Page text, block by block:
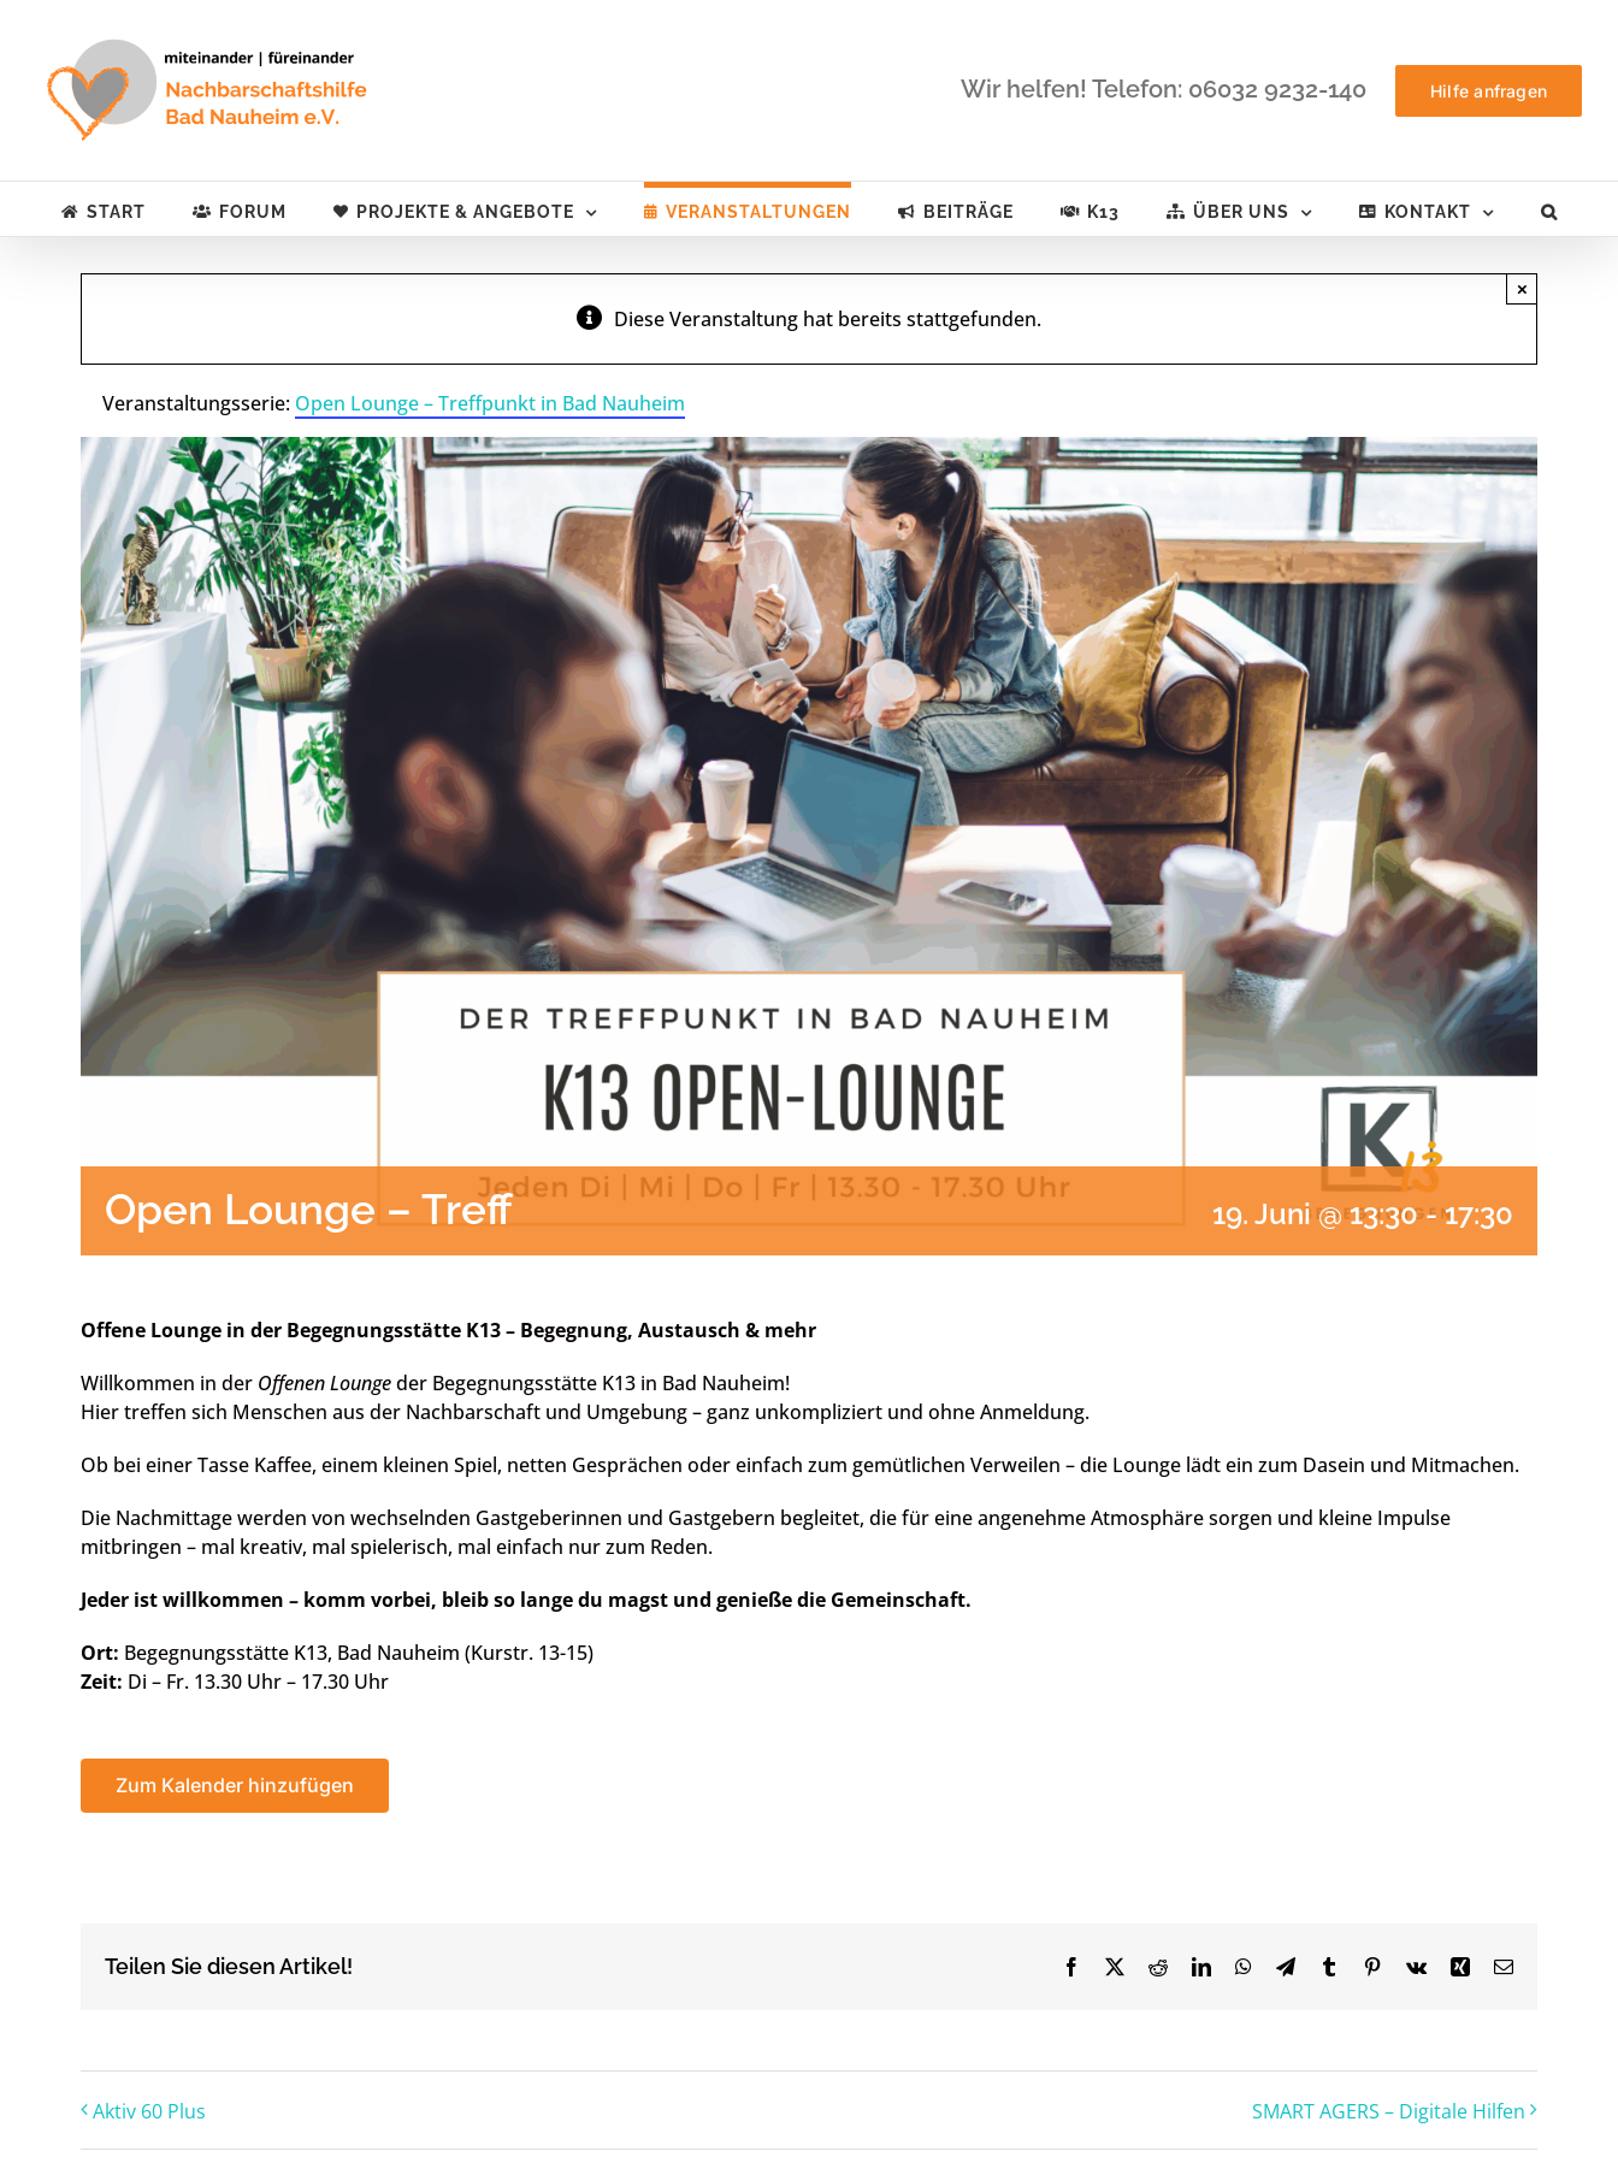
springen
Wir helfen! Telefon: 06032 9232-140 Hilfe anfragen
START FORUM PROJEKTE & ANGEBOTE VERANSTALTUNGEN BEITRÄGE K13 ÜBER UNS KONTAKT
Diese Veranstaltung hat bereits stattgefunden.
×
Veranstaltungsserie: Open Lounge – Treffpunkt in Bad Nauheim
Open Lounge – Treff 19. Juni @ 13:30-17:30
Offene Lounge in der Begegnungsstätte K13 – Begegnung, Austausch & mehr
Willkommen in der Offenen Loungeder Begegnungsstätte K13 in Bad Nauheim!
Hier treffen sich Menschen aus der Nachbarschaft und Umgebung – ganz unkompliziert und ohne Anmeldung.
Ob bei einer Tasse Kaffee, einem kleinen Spiel, netten Gesprächen oder einfach zum gemütlichen Verweilen – die Lounge lädt ein zum Dasein und Mitmachen.
Die Nachmittage werden von wechselnden Gastgeberinnen und Gastgebern begleitet, die für eine angenehme Atmosphäre sorgen und kleine Impulse
mitbringen – mal kreativ, mal spielerisch, mal einfach nur zum Reden.
Jeder ist willkommen – komm vorbei, bleib so lange du magst und genieße die Gemeinschaft.
Ort: Begegnungsstätte K13, Bad Nauheim (Kurstr. 13-15)
Zeit: Di – Fr. 13.30 Uhr – 17.30 Uhr
Zum Kalender hinzufügen
Teilen Sie diesen Artikel! Facebook
X RedditLinkedInWhatsApp
TelegramTumblrPinterest
Vk Xing Email
Aktiv 60 Plus SMART AGERS – Digitale Hilfen